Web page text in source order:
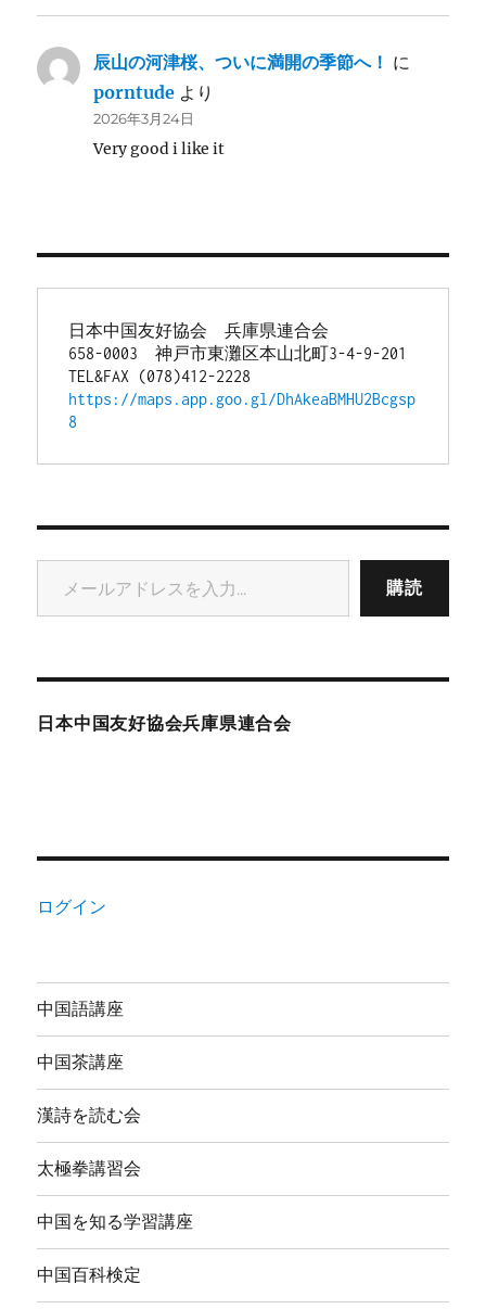
辰山の河津桜、ついに満開の季節へ！ に
porntude より
2026年3月24日
Very good i like it
日本中国友好協会　兵庫県連合会
658-0003　神戸市東灘区本山北町3-4-9-201
TEL&FAX (078)412-2228
https://maps.app.goo.gl/DhAkeaBMHU2Bcgsp
8
メールアドレスを入力...
購読
日本中国友好協会兵庫県連合会
ログイン
中国語講座
中国茶講座
漢詩を読む会
太極拳講習会
中国を知る学習講座
中国百科検定